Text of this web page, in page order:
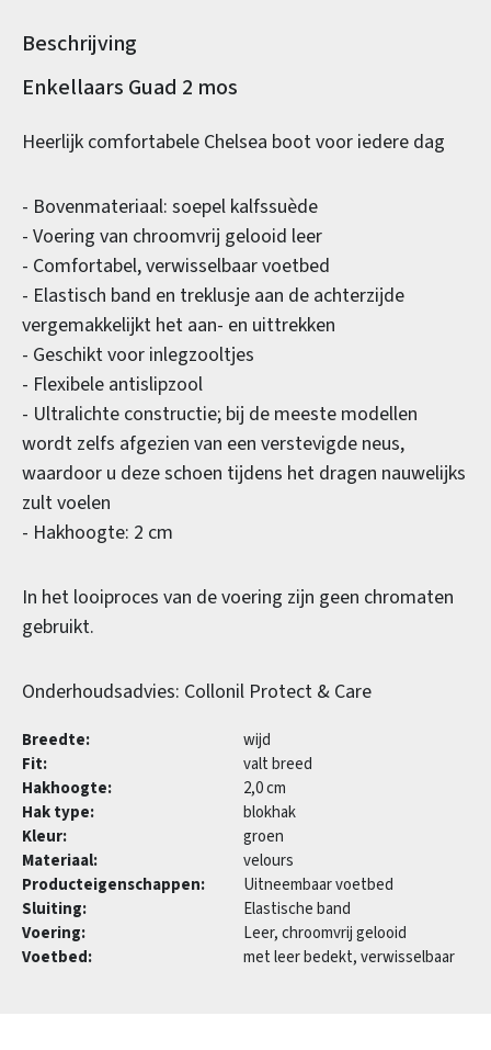
Beschrijving
Productinformatie
Enkellaars Guad 2 mos
Heerlijk comfortabele Chelsea boot voor iedere dag
- Bovenmateriaal: soepel kalfssuède
- Voering van chroomvrij gelooid leer
- Comfortabel, verwisselbaar voetbed
- Elastisch band en treklusje aan de achterzijde
vergemakkelijkt het aan- en uittrekken
- Geschikt voor inlegzooltjes
- Flexibele antislipzool
- Ultralichte constructie; bij de meeste modellen
wordt zelfs afgezien van een verstevigde neus,
waardoor u deze schoen tijdens het dragen nauwelijks
zult voelen
- Hakhoogte: 2 cm
In het looiproces van de voering zijn geen chromaten
gebruikt.
Onderhoudsadvies: Collonil Protect & Care
Breedte:
wijd
Fit:
valt breed
Hakhoogte:
2,0 cm
Hak type:
blokhak
Kleur:
groen
Materiaal:
velours
Producteigenschappen:
Uitneembaar voetbed
Sluiting:
Elastische band
Voering:
Leer, chroomvrij gelooid
Voetbed:
met leer bedekt, verwisselbaar